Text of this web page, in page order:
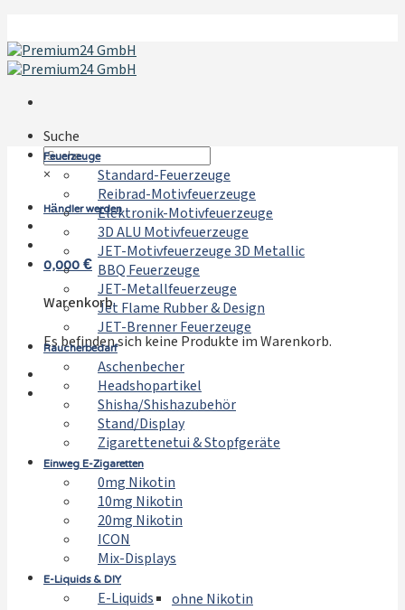
Inhalt
springen
Suche
×
Händler werden
0,000€
Warenkorb
Es befinden sich keine Produkte im Warenkorb.
Feuerzeuge
Standard-Feuerzeuge
Reibrad-Motivfeuerzeuge
Elektronik-Motivfeuerzeuge
3D ALU Motivfeuerzeuge
JET-Motivfeuerzeuge 3D Metallic
BBQ Feuerzeuge
JET-Metallfeuerzeuge
Jet Flame Rubber & Design
JET-Brenner Feuerzeuge
Raucherbedarf
Aschenbecher
Headshopartikel
Shisha/Shishazubehör
Stand/Display
Zigarettenetui & Stopfgeräte
Einweg E-Zigaretten
0mg Nikotin
10mg Nikotin
20mg Nikotin
ICON
Mix-Displays
E-Liquids & DIY
E-Liquids
ohne Nikotin